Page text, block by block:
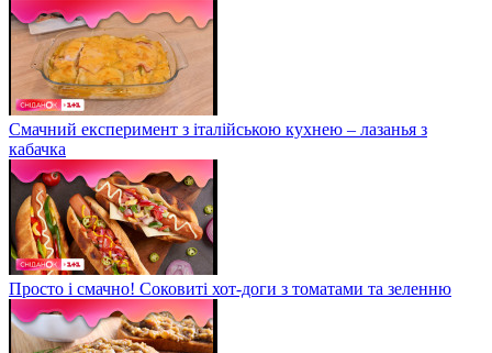
Смачний експеримент з італійською кухнею – лазанья з
кабачка
Просто і смачно! Соковиті хот-доги з томатами та зеленню